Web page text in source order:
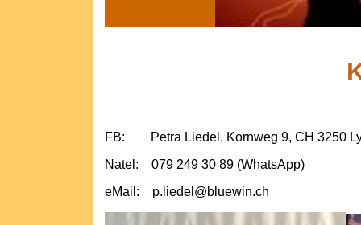
FB: Petra Liedel, Kornweg 9, CH 3250
Natel: 079 249 30 89 (WhatsApp)
eMail: p.liedel@bluewin.ch